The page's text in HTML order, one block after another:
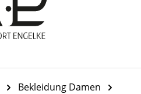
Bekleidung Damen